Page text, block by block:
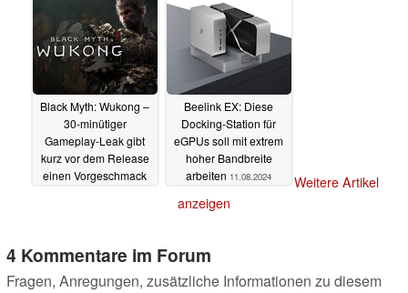
Black Myth: Wukong –
30-minütiger
Gameplay-Leak gibt
kurz vor dem Release
einen Vorgeschmack
Beelink EX: Diese
Docking-Station für
eGPUs soll mit extrem
hoher Bandbreite
arbeiten 11.08.2024
Weitere Artikel
anzeigen
4 Kommentare im Forum
Fragen, Anregungen, zusätzliche Informationen zu diesem